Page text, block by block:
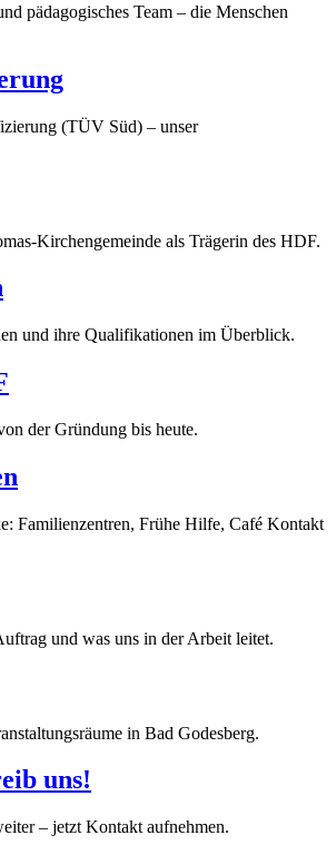
pädagogisches Team – die Menschen
(TÜV Süd) – unser
Kirchengemeinde als Trägerin des HDF.
und ihre Qualifikationen im Überblick.
der Gründung bis heute.
Familienzentren, Frühe Hilfe, Café Kontakt
und was uns in der Arbeit leitet.
in Bad Godesberg.
uns!
– jetzt Kontakt aufnehmen.